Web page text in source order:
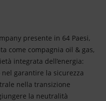
presente in 64 Paesi,
come compagnia oil & gas,
integrata dell’energia:
garantire la sicurezza
nella transizione
la neutralità